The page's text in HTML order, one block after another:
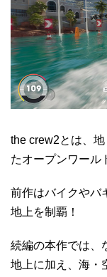
the crew2とは、
たオープンワール
前作はバイクやバ
地上を制覇！
続編の本作では、
地上に加え、海・